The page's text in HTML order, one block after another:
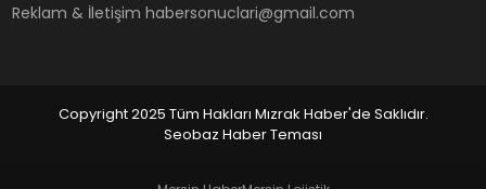
Reklam & İletişimhabersonuclari@gmail.com
Copyright 2025 Tüm Hakları Mızrak Haber'de Saklıdır.
Seobaz Haber Teması